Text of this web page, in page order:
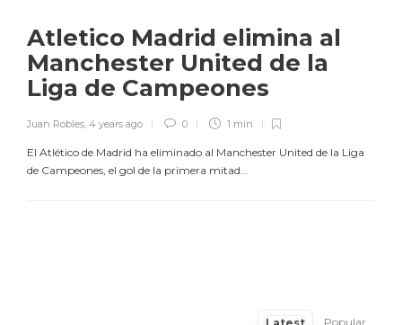
Atletico Madrid elimina al
Manchester United de la
Liga de Campeones
Juan Robles 4 years ago 0 1 min
El Atlético de Madrid ha eliminado al Manchester United de la Liga
de Campeones, el gol de la primera mitad...
Popular